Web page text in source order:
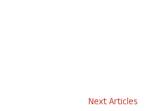
Next Articles